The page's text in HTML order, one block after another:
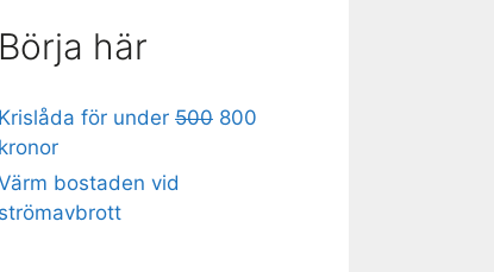
Börja här
Krislåda för under 500 800
kronor
bostaden vid
strömavbrott